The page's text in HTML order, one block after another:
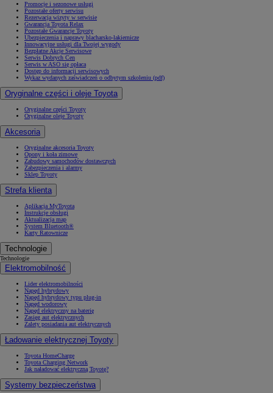
Promocje i sezonowe usługi
Pozostałe oferty serwisu
Rezerwacja wizyty w serwisie
Gwarancja Toyota Relax
Pozostałe Gwarancje Toyoty
Ubezpieczenia i naprawy blacharsko-lakiernicze
Innowacyjne usługi dla Twojej wygody
Bezpłatne Akcje Serwisowe
Serwis Dobrych Cen
Serwis w ASO się opłaca
Dostęp do informacji serwisowych
Wykaz wydanych zaświadczeń o odbytym szkoleniu (pdf)
Oryginalne części i oleje Toyota
Oryginalne części Toyoty
Oryginalne oleje Toyoty
Akcesoria
Oryginalne akcesoria Toyoty
Opony i koła zimowe
Zabudowy samochodów dostawczych
Zabezpieczenia i alarmy
Sklep Toyoty
Strefa klienta
Aplikacja MyToyota
Instrukcje obsługi
Aktualizacja map
System Bluetooth®
Karty Ratownicze
Technologie
Technologie
Elektromobilność
Lider elektromobilności
Napęd hybrydowy
Napęd hybrydowy typu plug-in
Napęd wodorowy
Napęd elektryczny na baterię
Zasięg aut elektrycznych
Zalety posiadania aut elektrycznych
Ładowanie elektrycznej Toyoty
Toyota HomeCharge
Toyota Charging Network
Jak naładować elektryczną Toyotę?
Systemy bezpieczeństwa